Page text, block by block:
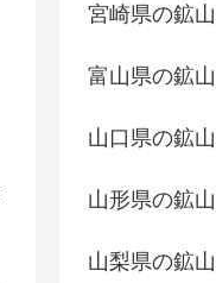
宮崎県の鉱山
富山県の鉱山
山口県の鉱山
山形県の鉱山
山梨県の鉱山